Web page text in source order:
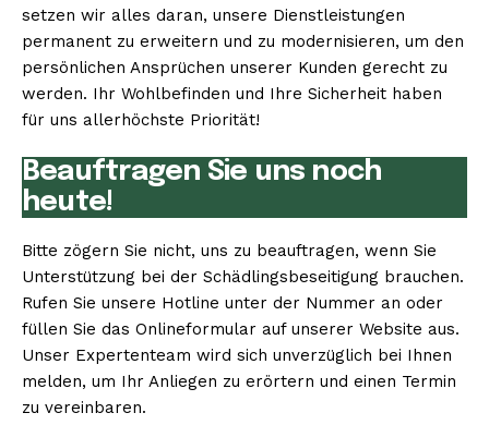
setzen wir alles daran, unsere Dienstleistungen
permanent zu erweitern und zu modernisieren, um den
persönlichen Ansprüchen unserer Kunden gerecht zu
werden. Ihr Wohlbefinden und Ihre Sicherheit haben
für uns allerhöchste Priorität!
Beauftragen Sie uns noch
heute!
Bitte zögern Sie nicht, uns zu beauftragen, wenn Sie
Unterstützung bei der Schädlingsbeseitigung brauchen.
Rufen Sie unsere Hotline unter der Nummer an oder
füllen Sie das Onlineformular auf unserer Website aus.
Unser Expertenteam wird sich unverzüglich bei Ihnen
melden, um Ihr Anliegen zu erörtern und einen Termin
zu vereinbaren.